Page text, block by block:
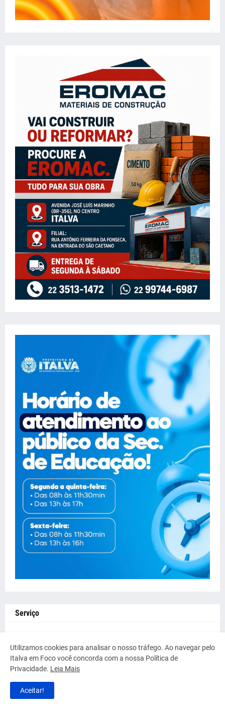
Serviço
Utilizamos cookies para analisar o nosso tráfego. Ao navegar pelo
Italva em Foco você concorda com a nossa Política de
Privacidade. Leia Mais
Aceitar!